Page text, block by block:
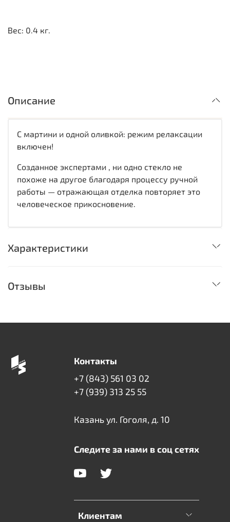
Вес: 0.4 кг.
Описание
С мартини и одной оливкой: режим релаксации
включен!
Созданное экспертами , ни одно стекло не
похоже на другое благодаря процессу ручной
работы — отражающая отделка повторяет это
человеческое прикосновение.
Характеристики
Отзывы
Клиентам
Контакты
+7 (843) 561 03 02
+7 (939) 313 25 55
Казань ул. Гоголя, д. 10
Следите за нами в соц сетях